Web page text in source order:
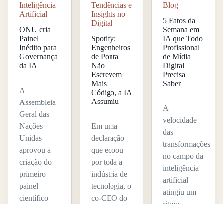
Inteligência
Artificial
ONU cria
Painel
Inédito para
Governança
da IA
A
Assembleia
Geral das
Nações
Unidas
aprovou a
criação do
primeiro
painel
científico
Tendências e
Insights no
Digital
Spotify:
Engenheiros
de Ponta
Não
Escrevem
Mais
Código, a IA
Assumiu
Em uma
declaração
que ecoou
por toda a
indústria de
tecnologia, o
co-CEO do
Blog
5 Fatos da
Semana em
IA que Todo
Profissional
de Mídia
Digital
Precisa
Saber
A
velocidade
das
transformações
no campo da
inteligência
artificial
atingiu um